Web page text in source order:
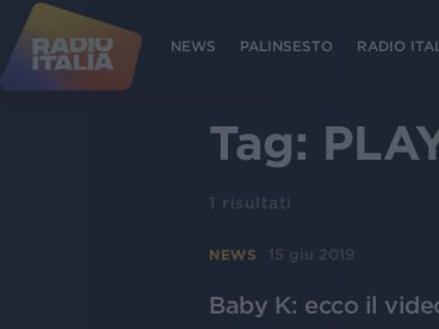
NEWS PALINSESTO RADIO
Tag:
1 risultati
NEWS 15 giu 2019
Baby K: ecco il